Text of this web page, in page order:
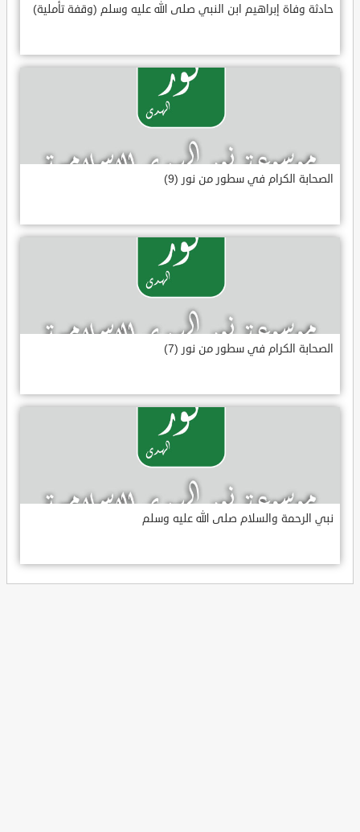
حادثة وفاة إبراهيم ابن النبي صلى الله عليه وسلم (وقفة تأملية)
الصحابة الكرام في سطور من نور (9)
الصحابة الكرام في سطور من نور (7)
نبي الرحمة والسلام صلى الله عليه وسلم